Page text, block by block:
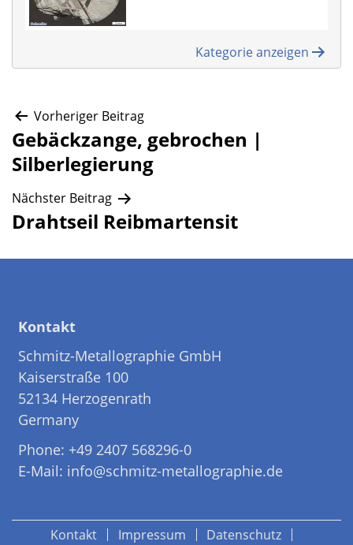
Kategorie anzeigen
Beitragsnavigation
Vorheriger Beitrag
Gebäckzange, gebrochen |
Silberlegierung
Nächster Beitrag
Drahtseil Reibmartensit
Kontakt
Schmitz-Metallographie GmbH
Kaiserstraße 100
52134 Herzogenrath
Germany
Phone: +49 2407 568296-0
E-Mail: info@schmitz-metallographie.de
Kontakt Impressum Datenschutz